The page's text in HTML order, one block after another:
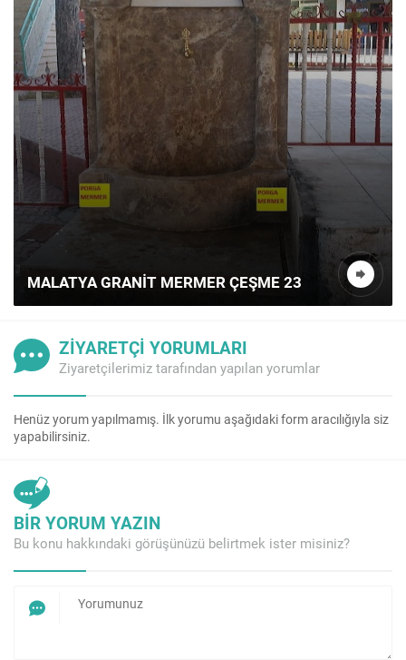
MALATYA GRANIT MERMER ÇEŞME 23
ZİYARETÇİ YORUMLARI
Ziyaretçilerimiz tarafından yapılan yorumlar
Henüz yorum yapılmamış. İlk yorumu aşağıdaki form aracılığıyla siz
yapabilirsiniz.
BİR YORUM YAZIN
Bu konu hakkındaki görüşünüzü belirtmek ister misiniz?